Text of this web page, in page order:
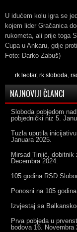
U idućem kolu igra se
kojem lider Gračanica
rukometa, ali prije toga
Cupa u Ankaru, gdje
Foto: Darko Zabuš)
rk leotar, rk sloboda,
NAJNOVIJI ČLANCI
Sloboda pobjedom
pobjednički niz 5.
Tuzla uputila
Januara 2025.
Mirsad Tinjić, dobitnik
Decembra 2024.
105 godina RSD
Ponosni na 105
Izvjestaj sa
Prva pobjeda u
bodova 16. Novembra